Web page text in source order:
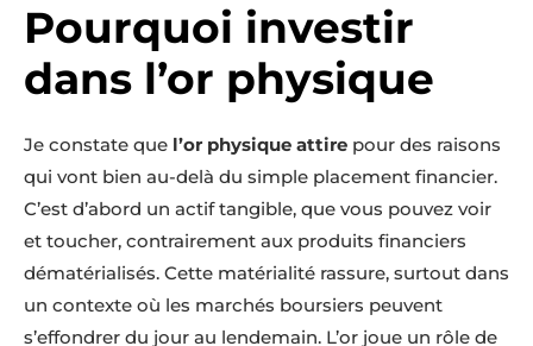
Pourquoi investir
dans l’or physique
Je constate que l’or physique attire pour des raisons
qui vont bien au-delà du simple placement financier.
C’est d’abord un actif tangible, que vous pouvez voir
et toucher, contrairement aux produits financiers
dématérialisés. Cette matérialité rassure, surtout dans
un contexte où les marchés boursiers peuvent
s’effondrer du jour au lendemain. L’or joue un rôle de